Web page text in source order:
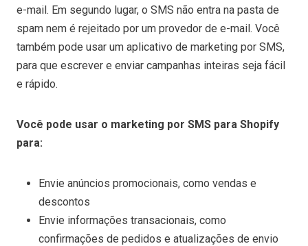
e-mail. Em segundo lugar, o SMS não entra na pasta de
spam nem é rejeitado por um provedor de e-mail. Você
também pode usar um aplicativo de marketing por SMS,
para que escrever e enviar campanhas inteiras seja fácil
e rápido.
Você pode usar o marketing por SMS para Shopify
para:
Envie anúncios promocionais, como vendas e
descontos
Envie informações transacionais, como
confirmações de pedidos e atualizações de envio